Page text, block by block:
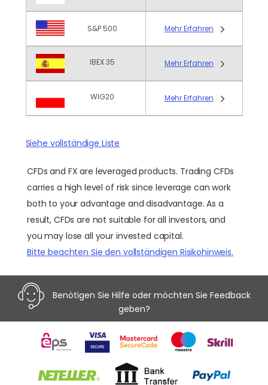
S&P 500 Mehr Erfahren
IBEX 35 Mehr Erfahren
WIG20 Mehr Erfahren
Siehe vollständige Liste
CFDs and FX are leveraged products. Trading CFDs
carries a high level of risk since leverage can work
both to your advantage and disadvantage. As a
result, CFDs are not suitable for all investors, and
you may lose all your invested capital.
Bitte beachten Sie den vollständigen Risikohinweis.
Benötigen Sie Hilfe oder möchten Sie Feedback
geben?